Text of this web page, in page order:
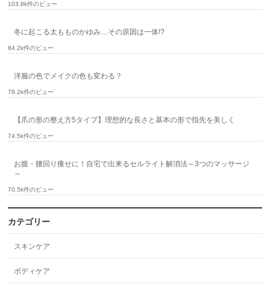
103.8k件のビュー
冬に起こる太もものかゆみ…その原因は一体!?
84.2k件のビュー
洋服の色でメイクの色も変わる？
78.2k件のビュー
【爪の形の整え方5タイプ】理想的な長さと基本の形で指先を美しく
74.5k件のビュー
お腹・腰回り痩せに！自宅で出来るセルライト解消法～3つのマッサージ
～
70.5k件のビュー
カテゴリー
スキンケア
ボディケア